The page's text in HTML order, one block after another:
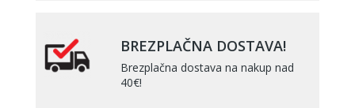
BREZPLAČNA DOSTAVA!
Brezplačna dostava na nakup nad
40€!